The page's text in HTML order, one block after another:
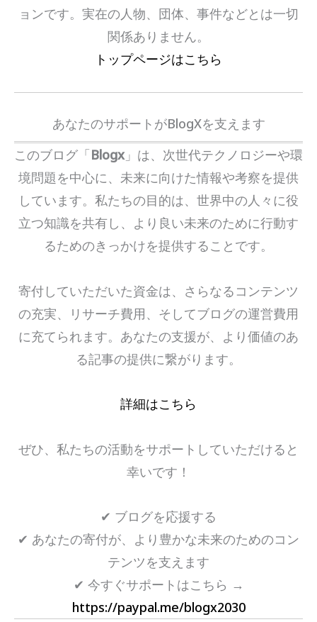
ョンです。実在の人物、団体、事件などとは一切
関係ありません。
トップページはこちら
あなたのサポートがBlogXを支えます
このブログ「Blogx」は、次世代テクノロジーや環
境問題を中心に、未来に向けた情報や考察を提供
しています。私たちの目的は、世界中の人々に役
立つ知識を共有し、より良い未来のために行動す
るためのきっかけを提供することです。
寄付していただいた資金は、さらなるコンテンツ
の充実、リサーチ費用、そしてブログの運営費用
に充てられます。あなたの支援が、より価値のあ
る記事の提供に繋がります。
詳細はこちら
ぜひ、私たちの活動をサポートしていただけると
幸いです！
✔ ブログを応援する
✔ あなたの寄付が、より豊かな未来のためのコン
テンツを支えます
✔ 今すぐサポートはこちら →
https://paypal.me/blogx2030